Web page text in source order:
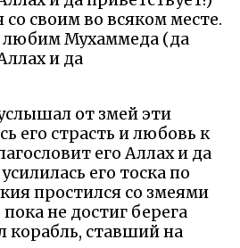
со своим во всяком месте.
любим Мухаммеда (да
и да
от змей эти
его страсть и любовь к
его Аллах и да
его тоска по
простился со змеями
не достиг берега
корабль, ставший на